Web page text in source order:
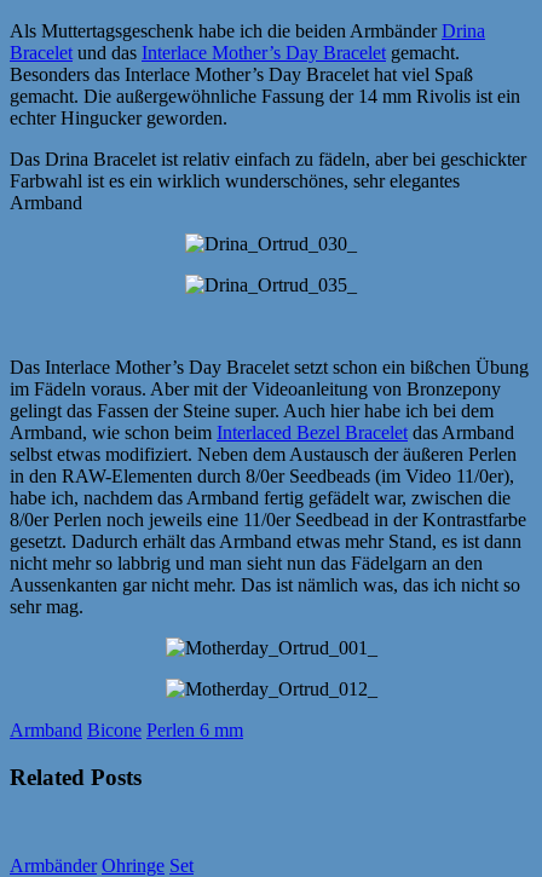
Als Muttertagsgeschenk habe ich die beiden Armbänder Drina
Braceletund das Interlace Mother’s Day Braceletgemacht.
Besonders das Interlace Mother’s Day Bracelet hat viel Spaß
gemacht. Die außergewöhnliche Fassung der 14 mm Rivolis ist ein
echter Hingucker geworden.
Das Drina Bracelet ist relativ einfach zu fädeln, aber bei geschickter
Farbwahl ist es ein wirklich wunderschönes, sehr elegantes
Armband
Das Interlace Mother’s Day Bracelet setzt schon ein bißchen Übung
im Fädeln voraus. Aber mit der Videoanleitung von Bronzepony
gelingt das Fassen der Steine super. Auch hier habe ich bei dem
Armband, wie schon beim Interlaced Bezel Braceletdas Armband
selbst etwas modifiziert. Neben dem Austausch der äußeren Perlen
in den RAW-Elementen durch 8/0er Seedbeads (im Video 11/0er),
habe ich, nachdem das Armband fertig gefädelt war, zwischen die
8/0er Perlen noch jeweils eine 11/0er Seedbead in der Kontrastfarbe
gesetzt. Dadurch erhält das Armband etwas mehr Stand, es ist dann
nicht mehr so labbrig und man sieht nun das Fädelgarn an den
Aussenkanten gar nicht mehr. Das ist nämlich was, das ich nicht so
sehr mag.
Armband Bicone Perlen 6 mm
Related Posts
Armbänder Ohringe Set